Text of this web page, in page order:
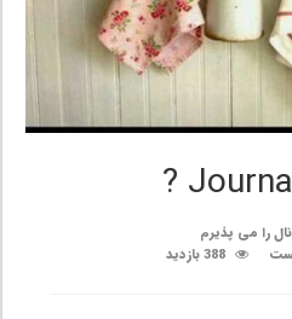
را می پذیرم
388 بازدید